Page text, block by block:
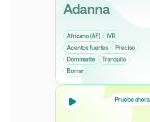
Adanna
Africano (AF)
IVR
Acentos fuertes
Preciso
Dominante
Tranquilo
Borrar
Pruebe ahora